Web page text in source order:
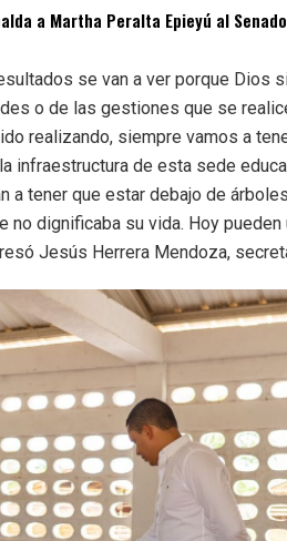
a Martha Peralta Epieyú al
se van a ver porque Dios
o de las gestiones que se
realizando, siempre vamos a
infraestructura de esta sede
tener que estar debajo de
no dignificaba su vida. Hoy
Jesús Herrera Mendoza,